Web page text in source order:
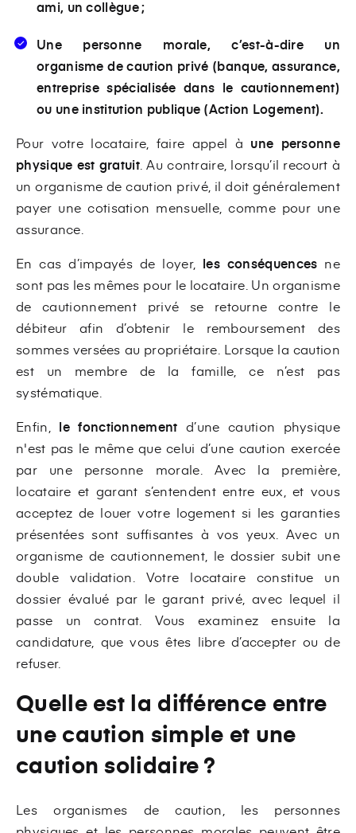
ami, un collègue ;
Une personne morale, c’est-à-dire un
organisme de caution privé (banque, assurance,
entreprise spécialisée dans le cautionnement)
ou une institution publique (Action Logement).
Pour votre locataire, faire appel à une personne
physique est gratuit. Au contraire, lorsqu’il recourt à
un organisme de caution privé, il doit généralement
payer une cotisation mensuelle, comme pour une
assurance.
En cas d’impayés de loyer, les conséquences ne
sont pas les mêmes pour le locataire. Un organisme
de cautionnement privé se retourne contre le
débiteur afin d’obtenir le remboursement des
sommes versées au propriétaire. Lorsque la caution
est un membre de la famille, ce n’est pas
systématique.
Enfin, le fonctionnement d’une caution physique
n'est pas le même que celui d’une caution exercée
par une personne morale. Avec la première,
locataire et garant s’entendent entre eux, et vous
acceptez de louer votre logement si les garanties
présentées sont suffisantes à vos yeux. Avec un
organisme de cautionnement, le dossier subit une
double validation. Votre locataire constitue un
dossier évalué par le garant privé, avec lequel il
passe un contrat. Vous examinez ensuite la
candidature, que vous êtes libre d’accepter ou de
refuser.
Quelle est la différence entre
une caution simple et une
caution solidaire ?
Les organismes de caution, les personnes